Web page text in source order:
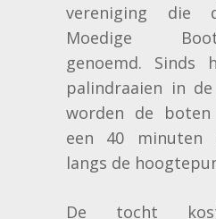
vereniging die
Moedige
genoemd. Sinds
palindraaien in
worden de
een 40 minuten
langs de
De tocht